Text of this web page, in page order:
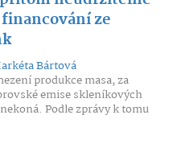
ze
Bártová
produkce masa, za
emise skleníkových
Podle zprávy k tomu